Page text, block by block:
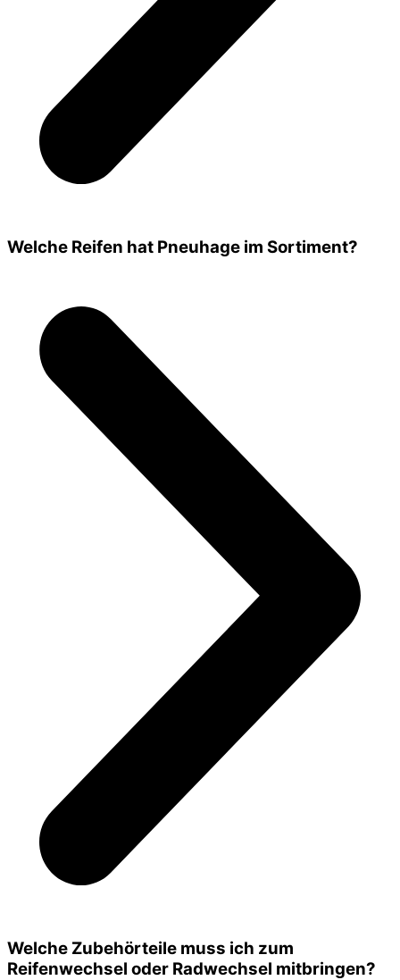
Welche Reifen hat Pneuhage im Sortiment?
Welche Zubehörteile muss ich zum
Reifenwechsel oder Radwechsel mitbringen?